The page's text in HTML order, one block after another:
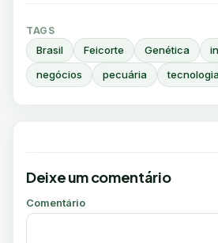
TAGS
Brasil Feicorte Genética
negócios
pecuária
Deixe um comentário
Comentário